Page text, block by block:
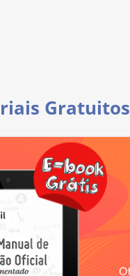
Gratuitos